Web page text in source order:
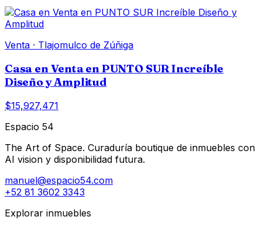
Venta · Tlajomulco de Zúñiga
Casa en Venta en PUNTO SUR Increíble
Diseño y Amplitud
$15,927,471
Espacio 54
The Art of Space. Curaduría boutique de inmuebles con
AI vision y disponibilidad futura.
manuel@espacio54.com
+52 81 3602 3343
Explorar inmuebles